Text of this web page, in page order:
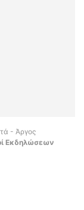
- Άργος
Εκδηλώσεων